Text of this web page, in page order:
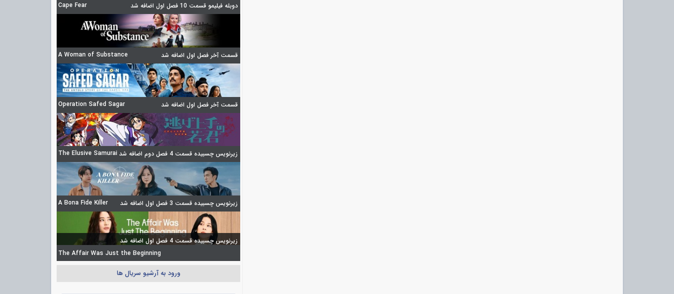
دوبله فیلیمو قسمت 10 فصل اول اضافه شد Cape Fear
قسمت آخر فصل اول اضافه شد A Woman of Substance
قسمت آخر فصل اول اضافه شد Operation Safed Sagar
زیرنویس چسبیده قسمت 4 فصل دوم اضافه شد The Elusive Samurai
زیرنویس چسبیده قسمت 3 فصل اول اضافه شد A Bona Fide Killer
زیرنویس چسبیده قسمت 4 فصل اول اضافه شد
The Affair Was Just the Beginning
ورود به آرشیو سریال ها